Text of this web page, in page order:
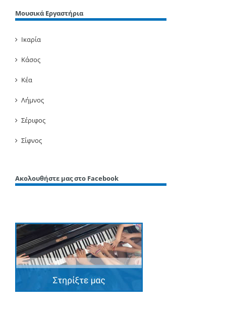
Μουσικά Εργαστήρια
Ικαρία
Κάσος
Κέα
Λήμνος
Σέριφος
Σίφνος
Ακολουθήστε μας στο Facebook